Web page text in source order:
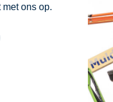
ons op.